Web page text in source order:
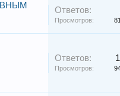
Ответов:
Просмотров:
Ответов:
Просмотров: